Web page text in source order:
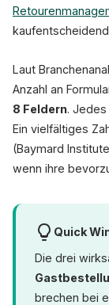
Laut
Anzahl an
8 Feldern.
Ein vielfältiges
(Baymard
wenn ihre
Quick
Die drei
brechen bei